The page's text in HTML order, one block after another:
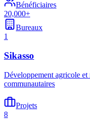
Bénéficiaires
20,000+
Bureaux
1
Sikasso
Développement agricole et
communautaires
Projets
8